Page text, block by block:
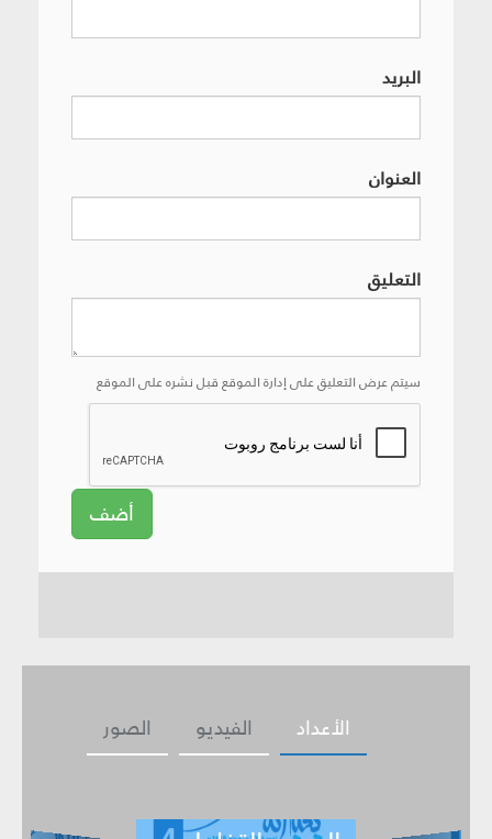
البريد
العنوان
التعليق
سيتم عرض التعليق على إدارة الموقع قبل نشره على الموقع
أضف
الصور الفيديو الأعداد